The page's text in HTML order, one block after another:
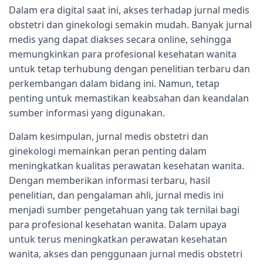
Dalam era digital saat ini, akses terhadap jurnal medis
obstetri dan ginekologi semakin mudah. Banyak jurnal
medis yang dapat diakses secara online, sehingga
memungkinkan para profesional kesehatan wanita
untuk tetap terhubung dengan penelitian terbaru dan
perkembangan dalam bidang ini. Namun, tetap
penting untuk memastikan keabsahan dan keandalan
sumber informasi yang digunakan.
Dalam kesimpulan, jurnal medis obstetri dan
ginekologi memainkan peran penting dalam
meningkatkan kualitas perawatan kesehatan wanita.
Dengan memberikan informasi terbaru, hasil
penelitian, dan pengalaman ahli, jurnal medis ini
menjadi sumber pengetahuan yang tak ternilai bagi
para profesional kesehatan wanita. Dalam upaya
untuk terus meningkatkan perawatan kesehatan
wanita, akses dan penggunaan jurnal medis obstetri